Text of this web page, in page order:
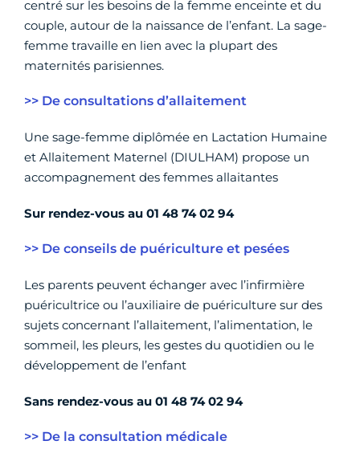
centré sur les besoins de la femme enceinte et du
couple, autour de la naissance de l’enfant. La sage-
femme travaille en lien avec la plupart des
maternités parisiennes.
>> De consultations d’allaitement
Une sage-femme diplômée en Lactation Humaine
et Allaitement Maternel (DIULHAM) propose un
accompagnement des femmes allaitantes
Sur rendez-vous au 01 48 74 02 94
>> De conseils de puériculture et pesées
Les parents peuvent échanger avec l’infirmière
puéricultrice ou l’auxiliaire de puériculture sur des
sujets concernant l’allaitement, l’alimentation, le
sommeil, les pleurs, les gestes du quotidien ou le
développement de l’enfant
Sans rendez-vous au 01 48 74 02 94
>> De la consultation médicale